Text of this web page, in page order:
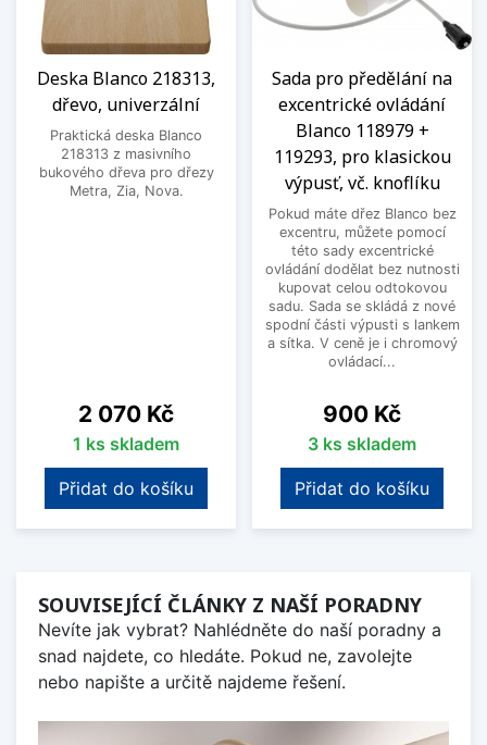
Deska Blanco 218313,
dřevo, univerzální
Praktická deska Blanco
218313 z masivního
bukového dřeva pro dřezy
Metra, Zia, Nova.
Cena
2 070 Kč
1 ks skladem
Přidat do košíku
Sada pro předělání na
excentrické ovládání
Blanco 118979 +
119293, pro klasickou
výpusť, vč. knoflíku
Pokud máte dřez Blanco bez
excentru, můžete pomocí
této sady excentrické
ovládání dodělat bez nutnosti
kupovat celou odtokovou
sadu. Sada se skládá z nové
spodní části výpusti s lankem
a sítka. V ceně je i chromový
ovládací...
Cena
900 Kč
3 ks skladem
Přidat do košíku
SOUVISEJÍCÍ ČLÁNKY Z NAŠÍ PORADNY
Nevíte jak vybrat? Nahlédněte do naší poradny a
snad najdete, co hledáte. Pokud ne, zavolejte
nebo napište a určitě najdeme řešení.